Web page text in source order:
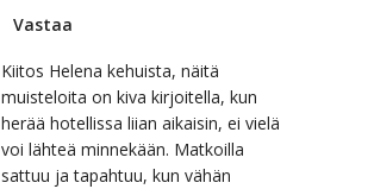
Vastaa
Kiitos Helena kehuista, näitä
muisteloita on kiva kirjoitella, kun
herää hotellissa liian aikaisin, ei vielä
voi lähteä minnekään. Matkoilla
sattuu ja tapahtuu, kun vähän